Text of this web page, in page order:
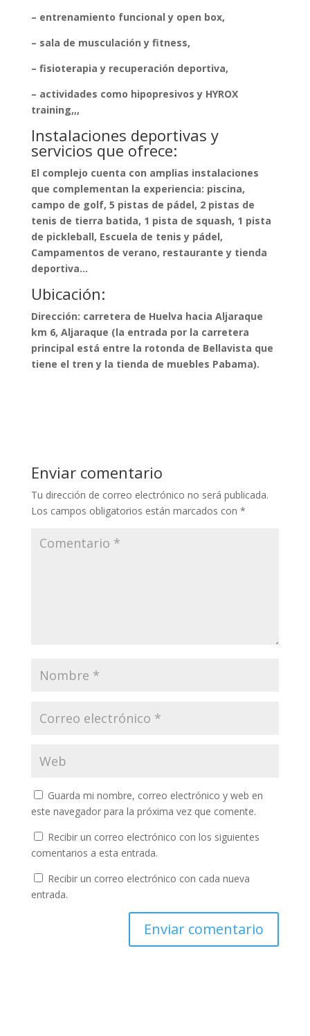
– entrenamiento funcional y open box,
– sala de musculación y fitness,
– fisioterapia y recuperación deportiva,
– actividades como hipopresivos y HYROX
training,,,
Instalaciones deportivas y
servicios que ofrece:
El complejo cuenta con amplias instalaciones
que complementan la experiencia: piscina,
campo de golf, 5 pistas de pádel, 2 pistas de
tenis de tierra batida, 1 pista de squash, 1 pista
de pickleball, Escuela de tenis y pádel,
Campamentos de verano, restaurante y tienda
deportiva…
Ubicación:
Dirección: carretera de Huelva hacia Aljaraque
km 6, Aljaraque (la entrada por la carretera
principal está entre la rotonda de Bellavista que
tiene el tren y la tienda de muebles Pabama).
Enviar comentario
Tu dirección de correo electrónico no será publicada.
Los campos obligatorios están marcados con *
Guarda mi nombre, correo electrónico y web en
este navegador para la próxima vez que comente.
Recibir un correo electrónico con los siguientes
comentarios a esta entrada.
Recibir un correo electrónico con cada nueva
entrada.